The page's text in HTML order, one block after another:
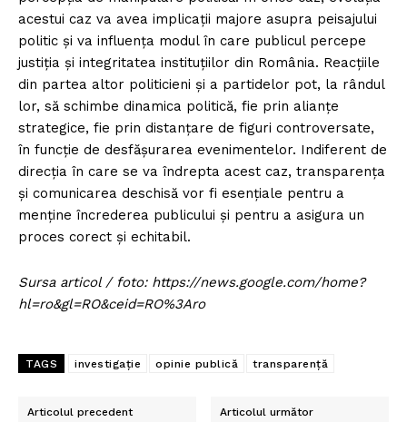
acestui caz va avea implicații majore asupra peisajului
politic și va influența modul în care publicul percepe
justiția și integritatea instituțiilor din România. Reacțiile
din partea altor politicieni și a partidelor pot, la rândul
lor, să schimbe dinamica politică, fie prin alianțe
strategice, fie prin distanțare de figuri controversate,
în funcție de desfășurarea evenimentelor. Indiferent de
direcția în care se va îndrepta acest caz, transparența
și comunicarea deschisă vor fi esențiale pentru a
menține încrederea publicului și pentru a asigura un
proces corect și echitabil.
Sursa articol / foto: https://news.google.com/home?
hl=ro&gl=RO&ceid=RO%3Aro
TAGS investigație opinie publică transparență
Articolul precedent Articolul următor